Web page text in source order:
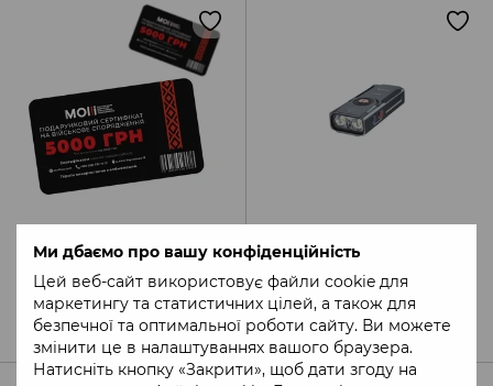
Ми дбаємо про вашу конфіденційність
Цей веб-сайт використовує файли cookie для
маркетингу та статистичних цілей, а також для
безпечної та оптимальної роботи сайту. Ви можете
змінити це в налаштуваннях вашого браузера.
Натисніть кнопку «Закрити», щоб дати згоду на
Артикул: 104157-5000
на 5000 ГРН
5 000 грн
Артикул: AM-E06RGray
E06R сірий
2 890 грн